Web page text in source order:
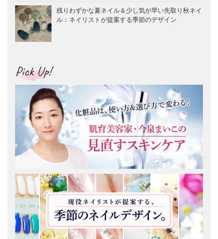
残りわずかな夏ネイル＆少し気が早い先取り秋ネイ
ル：ネイリストが提案する季節のデザイン
Pick Up!